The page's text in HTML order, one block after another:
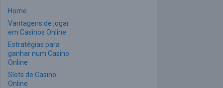
Home
Vantagens de jogar
em Casinos Online
Estratégias para
ganhar num Casino
Online
Slots de Casino
Online